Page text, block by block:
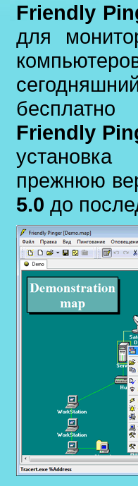
Friendly
для
Friendly
прежнюю
5.0 до